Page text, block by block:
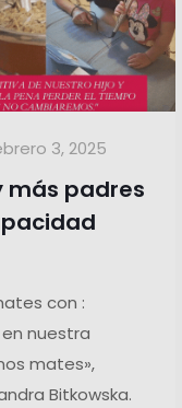
3, 2025
más padres
con :
nuestra
mates»,
Bitkowska.